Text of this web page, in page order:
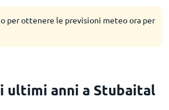
per ottenere le previsioni meteo ora per
ultimi anni a Stubaital